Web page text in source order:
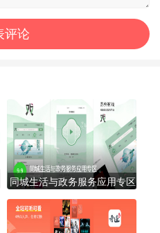
同城生活与政务服务应用专区